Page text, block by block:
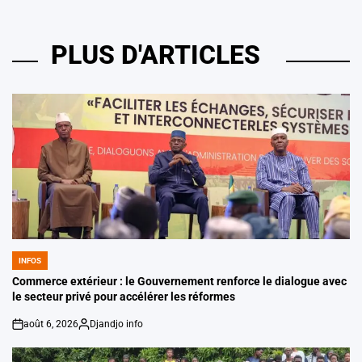
PLUS D'ARTICLES
POSTED
IN
INFOS
Commerce extérieur : le Gouvernement renforce le dialogue avec
le secteur privé pour accélérer les réformes
on
août 6, 2026
Posted
Djandjo info